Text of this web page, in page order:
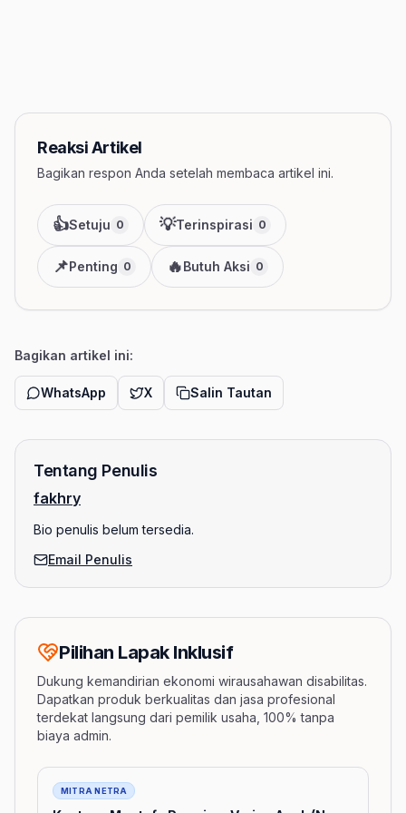
Reaksi Artikel
Bagikan respon Anda setelah membaca artikel ini.
👍Setuju 0 💡Terinspirasi 0
📌Penting 0 🔥Butuh Aksi 0
Bagikan artikel ini:
WhatsApp X Salin Tautan
Tentang Penulis
fakhry
Bio penulis belum tersedia.
Email Penulis
Pilihan Lapak Inklusif
Dukung kemandirian ekonomi wirausahawan disabilitas.
Dapatkan produk berkualitas dan jasa profesional
terdekat langsung dari pemilik usaha, 100% tanpa
biaya admin.
Barang
MITRA NETRA